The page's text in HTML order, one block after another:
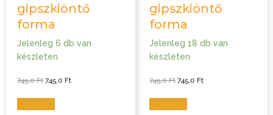
gipszkiöntő
forma
Jelenleg 6 db van
készleten
745,0FtOriginal
price
745,0 Ft.
745,0FtCurrent
Kosárba
gipszkiöntő
forma
Jelenleg 18 db van
készleten
745,0FtOriginal
price
745,0 Ft.
745,0FtCurrent
Kosárba